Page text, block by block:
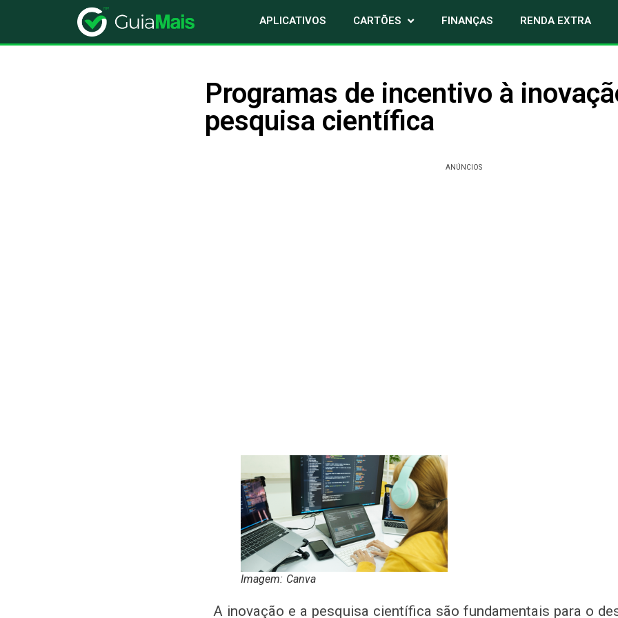
APLICATIVOS CARTÕES FINANÇAS RENDA EXTRA
Programas de incentivo à
pesquisa científica
ANÚNCIOS
Imagem: Canva
A inovação e a pesquisa científica são fundamentais para o